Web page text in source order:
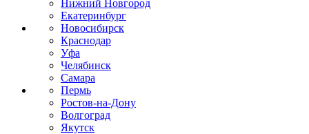
Нижний Новгород
Екатеринбург
Новосибирск
Краснодар
Уфа
Челябинск
Самара
Пермь
Ростов-на-Дону
Волгоград
Якутск